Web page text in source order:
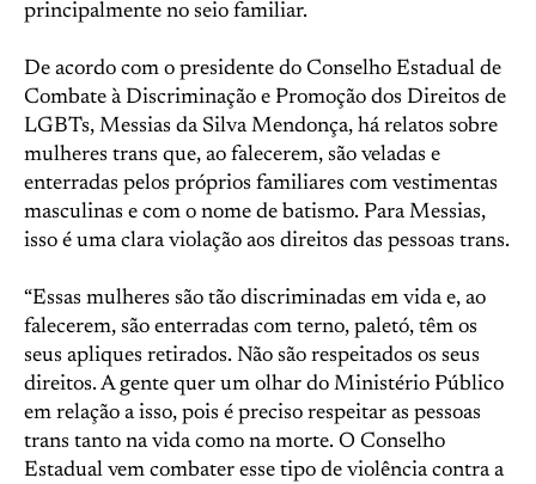
principalmente no seio familiar.
De acordo com o presidente do Conselho Estadual de
Combate à Discriminação e Promoção dos Direitos de
LGBTs, Messias da Silva Mendonça, há relatos sobre
mulheres trans que, ao falecerem, são veladas e
enterradas pelos próprios familiares com vestimentas
masculinas e com o nome de batismo. Para Messias,
isso é uma clara violação aos direitos das pessoas trans.
“Essas mulheres são tão discriminadas em vida e, ao
falecerem, são enterradas com terno, paletó, têm os
seus apliques retirados. Não são respeitados os seus
direitos. A gente quer um olhar do Ministério Público
em relação a isso, pois é preciso respeitar as pessoas
trans tanto na vida como na morte. O Conselho
Estadual vem combater esse tipo de violência contra a